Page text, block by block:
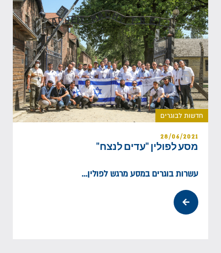
חדשות לבוגרים
28/06/2021
מסע לפולין "עדים לנצח"
עשרות בוגרים במסע מרגש לפולין...